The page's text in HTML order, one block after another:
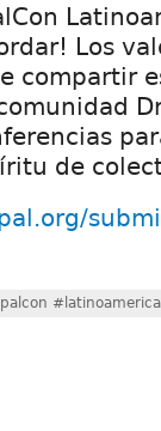
Los
compartir
de
#latinoamerica